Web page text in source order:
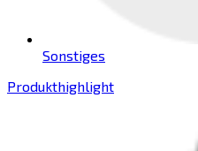
Sonstiges
Produkthighlight